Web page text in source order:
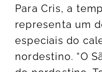
Para Cris, a
representa um
especiais do
nordestino. “O